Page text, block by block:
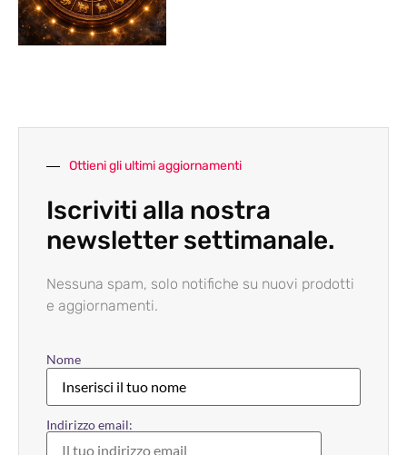
Ottieni gli ultimi aggiornamenti
Iscriviti alla nostra
newsletter settimanale.
Nessuna spam, solo notifiche su nuovi prodotti
e aggiornamenti.
Nome
Indirizzo email: